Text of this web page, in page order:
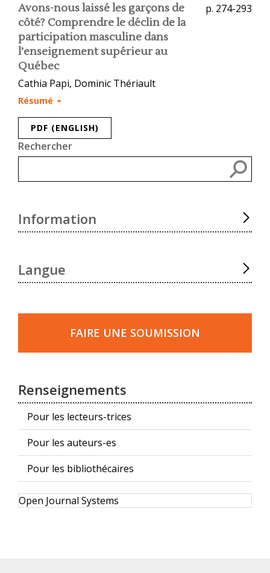
Avons-nous laissé les garçons de
côté? Comprendre le déclin de la
participation masculine dans
l’enseignement supérieur au
Québec
p. 274-293
Cathia Papi, Dominic Thériault
Résumé
PDF (ENGLISH)
Rechercher
Information
Langue
Faire
FAIRE UNE SOUMISSION
Renseignements
Pour les lecteurs-trices
Pour les auteurs-es
Pour les bibliothécaires
Développé
par
Open Journal Systems